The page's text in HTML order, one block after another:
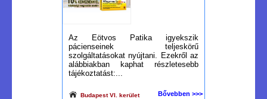
Az Eötvos Patika igyekszik
pácienseinek teljeskörű
szolgáltatásokat nyújtani. Ezekről az
alábbiakban kaphat részletesebb
tájékoztatást:...
Budapest VI. kerület Bővebben >>>